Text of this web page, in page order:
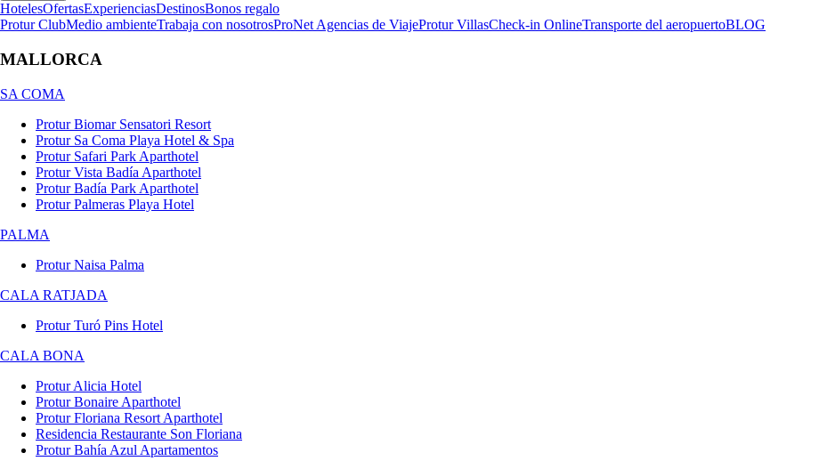
HotelesOfertasExperienciasDestinosBonos regalo
Protur ClubMedio ambienteTrabaja con nosotrosProNet Agencias de ViajeProtur VillasCheck-in OnlineTransporte del aeropuertoBLOG
MALLORCA
SA COMA
Protur Biomar Sensatori Resort
Protur Sa Coma Playa Hotel & Spa
Protur Safari Park Aparthotel
Protur Vista Badía Aparthotel
Protur Badía Park Aparthotel
Protur Palmeras Playa Hotel
PALMA
Protur Naisa Palma
CALA RATJADA
Protur Turó Pins Hotel
CALA BONA
Protur Alicia Hotel
Protur Bonaire Aparthotel
Protur Floriana Resort Aparthotel
Residencia Restaurante Son Floriana
Protur Bahía Azul Apartamentos